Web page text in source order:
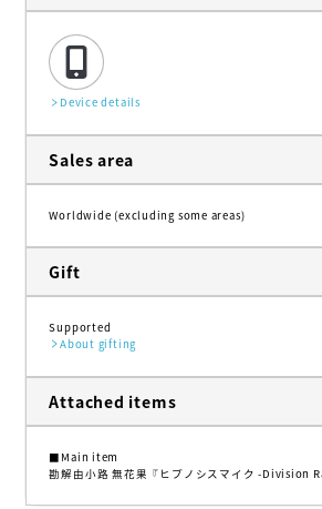
Device details
Sales area
Worldwide (excluding some areas)
Gift
Supported
About gifting
Attached items
■Main item
勘解由小路 無花果『ヒプノシスマイク -Division